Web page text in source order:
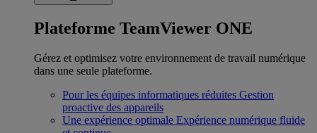
Plateforme TeamViewer ONE
Gérez et optimisez votre environnement de travail numérique
dans une seule plateforme.
Pour les équipes informatiques réduites Gestion
proactive des appareils
Une expérience optimale Expérience numérique fluide